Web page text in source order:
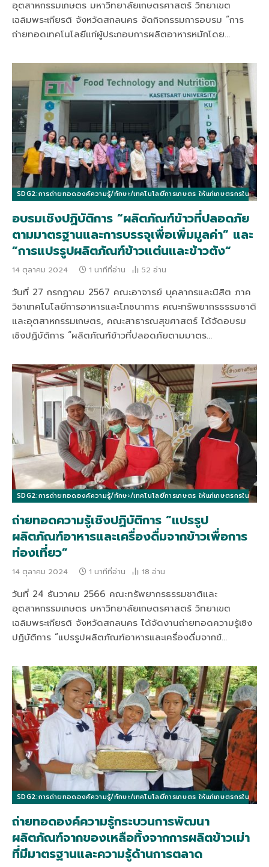
อุตสาหกรรมเกษตร มหาวิทยาลัยเกษตรศาสตร์ วิทยาเขต
เฉลิมพระเกียรติ จังหวัดสกลนคร จัดกิจกรรมการอบรม “การ
ถ่ายทอดเทคโนโลยีแก่ผู้ประกอบการผลิตอาหารหมักโดย…
SDG2:การถ่ายทอดองค์ความรู้/ทักษะ/เทคโนโลยีการเกษตร ให้แก่เกษตรกรในท้อง
อบรมเชิงปฏิบัติการ “ผลิตภัณฑ์ข้าวที่ปลอดภัย
ตามมาตรฐานและการบรรจุเพื่อเพิ่มมูลค่า” และ
”การแปรรูปผลิตภัณฑ์ข้าวแต๋นและข้าวตัง“
14 ตุลาคม 2024 1 นาทีที่อ่าน 52 อ่าน
วันที่ 27 กรกฎาคม 2567 คณะอาจารย์ บุคลากรและนิสิต ภาค
วิชาเทคโนโลยีการอาหารและโภชนาการ คณะทรัพยากรธรรมชาติ
และอุตสาหกรรมเกษตร, คณะสาธารณสุขศาสตร์ ได้จัดอบรม
เชิงปฏิบัติการ “ผลิตภัณฑ์ข้าวที่ปลอดภัยตามมาตร…
SDG2:การถ่ายทอดองค์ความรู้/ทักษะ/เทคโนโลยีการเกษตร ให้แก่เกษตรกรในท้อง
ถ่ายทอดความรู้เชิงปฏิบัติการ “แปรรูป
ผลิตภัณฑ์อาหารและเครื่องดื่มจากข้าวเพื่อการ
ท่องเที่ยว”
14 ตุลาคม 2024 1 นาทีที่อ่าน 18 อ่าน
วันที่ 24 ธันวาคม 2566 คณะทรัพยากรธรรมชาติและ
อุตสาหกรรมเกษตร มหาวิทยาลัยเกษตรศาสตร์ วิทยาเขต
เฉลิมพระเกียรติ จังหวัดสกลนคร ได้จัดงานถ่ายทอดความรู้เชิง
ปฏิบัติการ “แปรรูปผลิตภัณฑ์อาหารและเครื่องดื่มจากข้…
SDG2:การถ่ายทอดองค์ความรู้/ทักษะ/เทคโนโลยีการเกษตร ให้แก่เกษตรกรในท้อง
ถ่ายทอดองค์ความรู้กระบวนการพัฒนา
ผลิตภัณฑ์จากของเหลือทิ้งจากการผลิตข้าวเม่า
ที่มีมาตรฐานและความรู้ด้านการตลาด